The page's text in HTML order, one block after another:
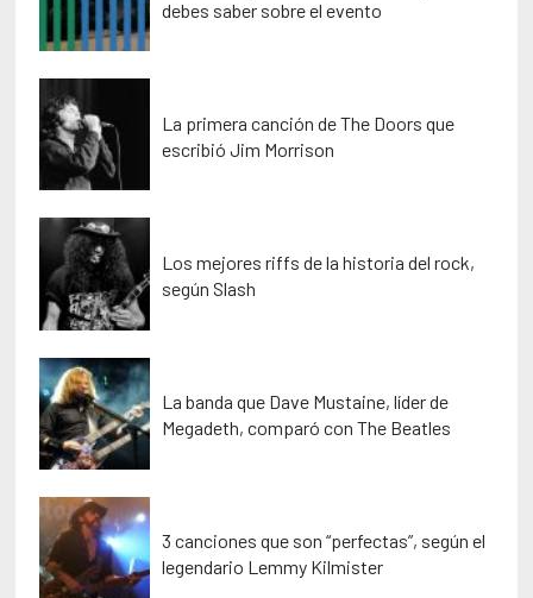
debes saber sobre el evento
La primera canción de The Doors que
escribió Jim Morrison
Los mejores riffs de la historia del rock,
según Slash
La banda que Dave Mustaine, líder de
Megadeth, comparó con The Beatles
3 canciones que son “perfectas”, según el
legendario Lemmy Kilmister